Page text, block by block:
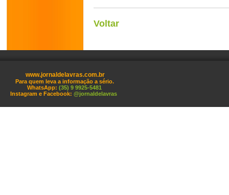
Voltar
www.jornaldelavras.com.br
Para quem leva a informação a sério.
WhatsApp: (35) 9 9925-5481
Instagram e Facebook: @jornaldelavras